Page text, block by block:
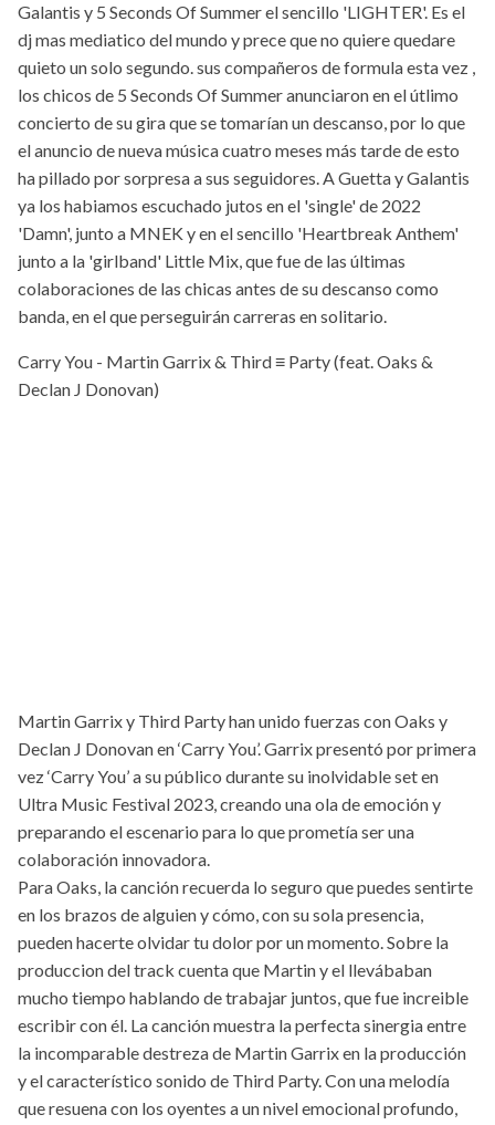
Galantis y 5 Seconds Of Summer el sencillo 'LIGHTER'. Es el
dj mas mediatico del mundo y prece que no quiere quedare
quieto un solo segundo. sus compañeros de formula esta vez ,
los chicos de 5 Seconds Of Summer anunciaron en el útlimo
concierto de su gira que se tomarían un descanso, por lo que
el anuncio de nueva música cuatro meses más tarde de esto
ha pillado por sorpresa a sus seguidores. A Guetta y Galantis
ya los habiamos escuchado jutos en el 'single' de 2022
'Damn', junto a MNEK y en el sencillo 'Heartbreak Anthem'
junto a la 'girlband' Little Mix, que fue de las últimas
colaboraciones de las chicas antes de su descanso como
banda, en el que perseguirán carreras en solitario.
Carry You - Martin Garrix & Third ≡ Party (feat. Oaks &
Declan J Donovan)
Martin Garrix y Third Party han unido fuerzas con Oaks y
Declan J Donovan en ‘Carry You’. Garrix presentó por primera
vez ‘Carry You’ a su público durante su inolvidable set en
Ultra Music Festival 2023, creando una ola de emoción y
preparando el escenario para lo que prometía ser una
colaboración innovadora.
Para Oaks, la canción recuerda lo seguro que puedes sentirte
en los brazos de alguien y cómo, con su sola presencia,
pueden hacerte olvidar tu dolor por un momento. Sobre la
produccion del track cuenta que Martin y el llevábaban
mucho tiempo hablando de trabajar juntos, que fue increible
escribir con él. La canción muestra la perfecta sinergia entre
la incomparable destreza de Martin Garrix en la producción
y el característico sonido de Third Party. Con una melodía
que resuena con los oyentes a un nivel emocional profundo,